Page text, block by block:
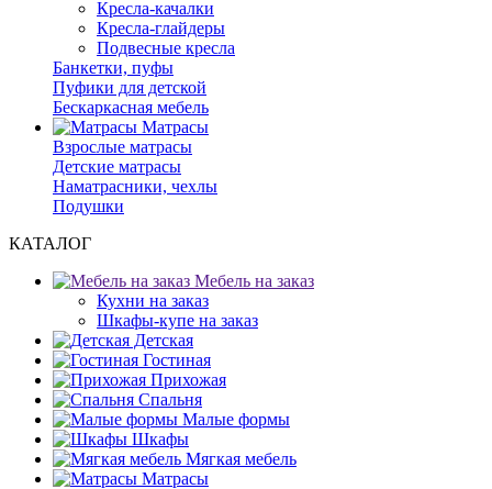
Кресла-качалки
Кресла-глайдеры
Подвесные кресла
Банкетки, пуфы
Пуфики для детской
Бескаркасная мебель
Матрасы
Взрослые матрасы
Детские матрасы
Наматрасники, чехлы
Подушки
КАТАЛОГ
Мебель на заказ
Кухни на заказ
Шкафы-купе на заказ
Детская
Гостиная
Прихожая
Спальня
Малые формы
Шкафы
Мягкая мебель
Матрасы